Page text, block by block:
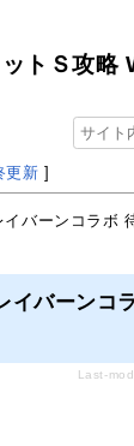
ットＳ攻略
更新 ]
バーンコラボ
イバーンコ
Last-